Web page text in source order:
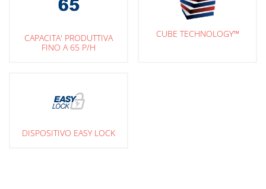
CAPACITA' PRODUTTIVA
FINO A 65 P/H
CUBE TECHNOLOGY™
DISPOSITIVO EASY LOCK